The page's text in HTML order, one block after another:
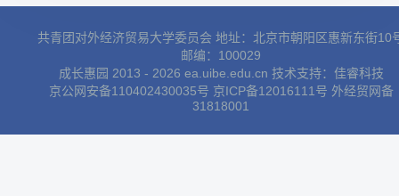
共青团对外经济贸易大学委员会 地址：北京市朝阳区惠新东街10
邮编：100029
成长惠园 2013 - 2026 ea.uibe.edu.cn 技术支持： 佳睿科技
京公网安备110402430035号 京ICP备12016111号 外经贸网备
31818001